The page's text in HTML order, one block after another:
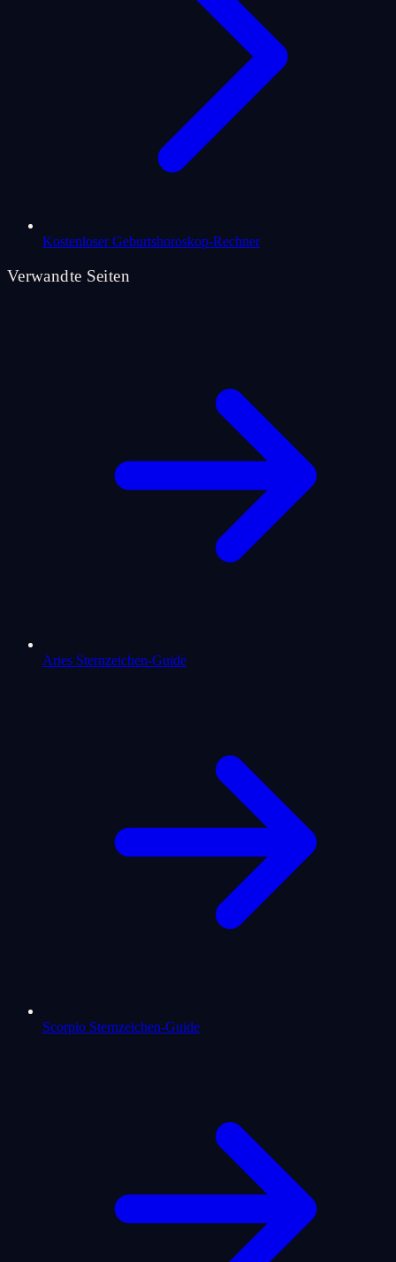
Kostenloser Geburtshoroskop-Rechner
Verwandte Seiten
Aries Sternzeichen-Guide
Scorpio Sternzeichen-Guide